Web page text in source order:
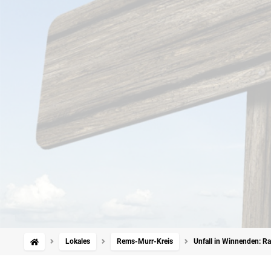
Lokales Rems-Murr-Kreis Unfall in Winnenden: